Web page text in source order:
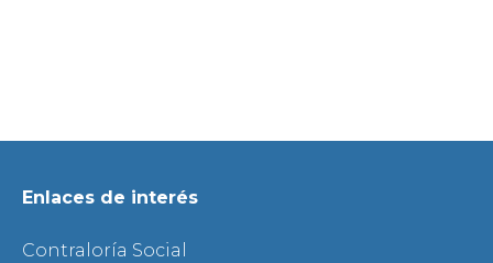
Enlaces de interés
Contraloría Social